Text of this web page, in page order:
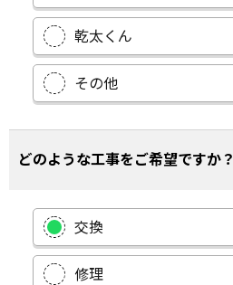
乾太くん
その他
どのような工事をご希望ですか？
交換
修理